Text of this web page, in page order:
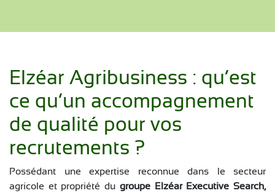
Elzéar Agribusiness : qu’est
ce qu’un accompagnement
de qualité pour vos
recrutements ?
Possédant une expertise reconnue dans le secteur
agricole et propriété du groupe Elzéar Executive Search,